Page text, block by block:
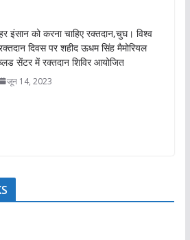
इंसान को करना चाहिए रक्तदान,चुघ। विश्व
दिवस पर शहीद ऊधम सिंह मैमोरियल
सेंटर में रक्तदान शिविर आयोजित
जून 14, 2023